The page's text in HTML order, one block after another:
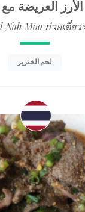
العريضة مع
Nah Moo ก๋วยเตี๋ย
لحم الخنزير